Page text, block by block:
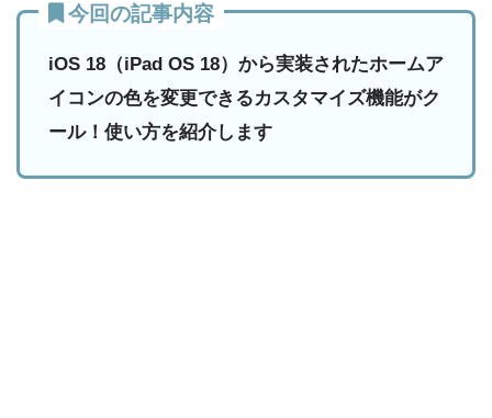
今回の記事内容
iOS 18（iPad OS 18）から実装されたホームア
イコンの色を変更できるカスタマイズ機能がク
ール！使い方を紹介します